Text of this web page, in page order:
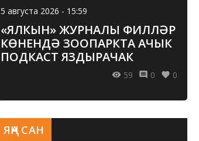
5 августа 2026 - 15:59
«ЯЛКЫН» ЖУРНАЛЫ ФИЛЛӘР
КӨНЕНДӘ ЗООПАРКТА АЧЫК
ПОДКАСТ ЯЗДЫРАЧАК
59 0 0
ЯҢА САН